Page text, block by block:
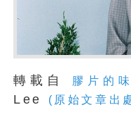
轉載自 膠片的
Lee
(原始文章出